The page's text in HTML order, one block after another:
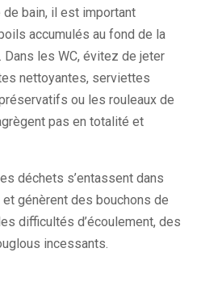
bain, il est important
accumulés au fond de la
les WC, évitez de jeter
nettoyantes, serviettes
ou les rouleaux de
pas en totalité et
déchets s’entassent dans
génèrent des bouchons de
difficultés d’écoulement, des
incessants.